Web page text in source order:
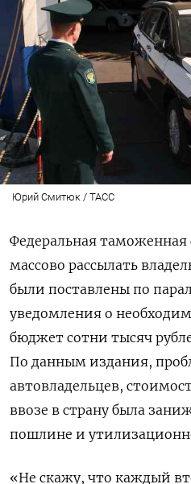
Юрий Смитюк / ТАСС
Федеральная таможенная
массово рассылать
были поставлены по
уведомления о
бюджет сотни тысяч
По данным издания,
автовладельцев,
ввозе в страну была
пошлине и
«Не скажу, что каждый